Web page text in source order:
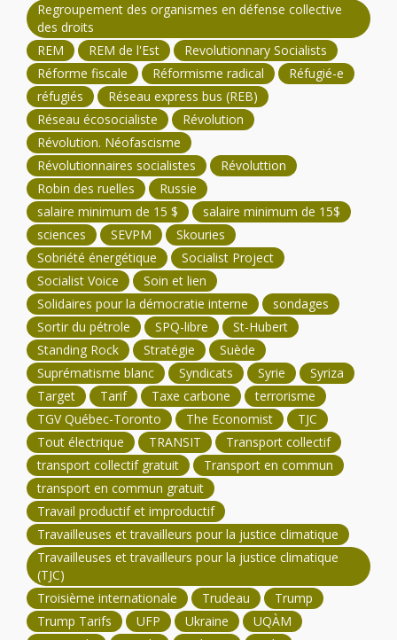
Regroupement des organismes en défense collective
des droits
REM
REM de l'Est
Revolutionnary Socialists
Réforme fiscale
Réformisme radical
Réfugié-e
réfugiés
Réseau express bus (REB)
Réseau écosocialiste
Révolution
Révolution. Néofascisme
Révolutionnaires socialistes
Révoluttion
Robin des ruelles
Russie
salaire minimum de 15 $
salaire minimum de 15$
sciences
SEVPM
Skouries
Sobriété énergétique
Socialist Project
Socialist Voice
Soin et lien
Solidaires pour la démocratie interne
sondages
Sortir du pétrole
SPQ-libre
St-Hubert
Standing Rock
Stratégie
Suède
Suprématisme blanc
Syndicats Syrie
Syriza
Target
Tarif Taxe carbone
terrorisme
TGV Québec-Toronto
The Economist
TJC
Tout électrique
TRANSIT
Transport collectif
transport collectif gratuit
Transport en commun
transport en commun gratuit
Travail productif et improductif
Travailleuses et travailleurs pour la justice climatique
Travailleuses et travailleurs pour la justice climatique
(TJC)
Troisième internationale
Trudeau
Trump
Trump Tarifs
UFP Ukraine
UQÀM